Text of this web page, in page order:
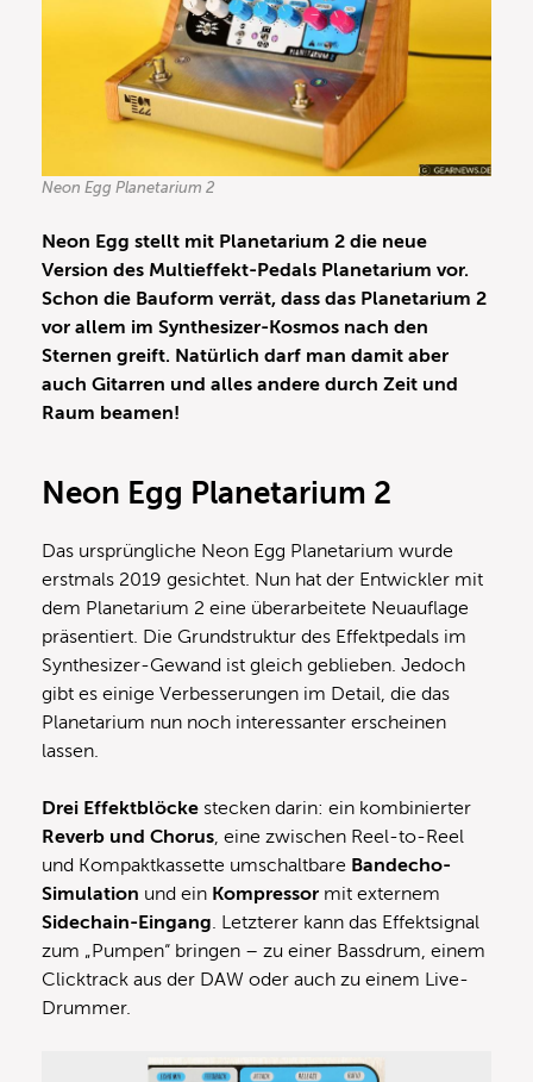
Neon Egg Planetarium 2
Neon Egg stellt mit Planetarium 2 die neue
Version des Multieffekt-Pedals Planetarium vor.
Schon die Bauform verrät, dass das Planetarium 2
vor allem im Synthesizer-Kosmos nach den
Sternen greift. Natürlich darf man damit aber
auch Gitarren und alles andere durch Zeit und
Raum beamen!
Neon Egg Planetarium 2
Das ursprüngliche Neon Egg Planetarium wurde
erstmals 2019 gesichtet. Nun hat der Entwickler mit
dem Planetarium 2 eine überarbeitete Neuauflage
präsentiert. Die Grundstruktur des Effektpedals im
Synthesizer-Gewand ist gleich geblieben. Jedoch
gibt es einige Verbesserungen im Detail, die das
Planetarium nun noch interessanter erscheinen
lassen.
Drei Effektblöcke stecken darin: ein kombinierter
Reverb und Chorus, eine zwischen Reel-to-Reel
und Kompaktkassette umschaltbare Bandecho-
Simulation und ein Kompressor mit externem
Sidechain-Eingang. Letzterer kann das Effektsignal
zum „Pumpen“ bringen – zu einer Bassdrum, einem
Clicktrack aus der DAW oder auch zu einem Live-
Drummer.